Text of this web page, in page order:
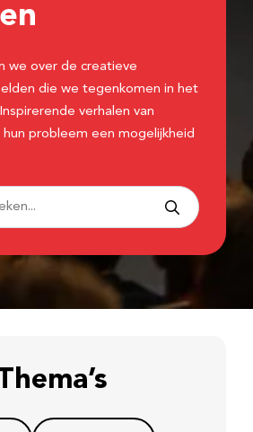
we over de creatieve
die we tegenkomen in het
verhalen van
hun probleem een mogelijkheid